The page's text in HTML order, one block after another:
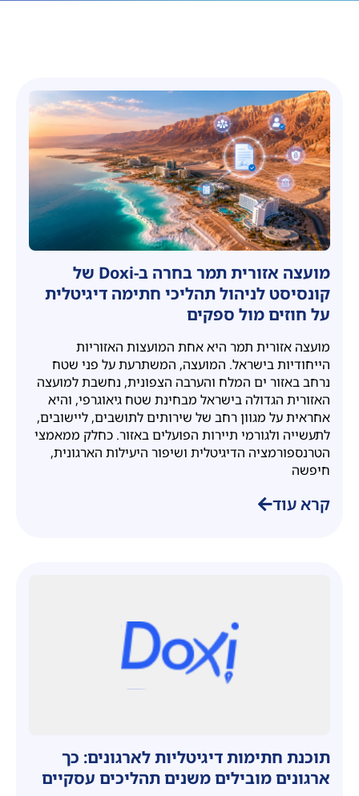
מועצה אזורית תמר בחרה ב-Doxi של
קונסיסט לניהול תהליכי חתימה דיגיטלית
על חוזים מול ספקים
מועצה אזורית תמר היא אחת המועצות האזוריות
הייחודיות בישראל. המועצה, המשתרעת על פני שטח
נרחב באזור ים המלח והערבה הצפונית, נחשבת למועצה
האזורית הגדולה בישראל מבחינת שטח גיאוגרפי, והיא
אחראית על מגוון רחב של שירותים לתושבים, ליישובים,
לתעשייה ולגורמי תיירות הפועלים באזור. כחלק ממאמצי
הטרנספורמציה הדיגיטלית ושיפור היעילות הארגונית,
חיפשה
קרא עוד
תוכנת חתימות דיגיטליות לארגונים: כך
ארגונים מובילים משנים תהליכים עסקיים